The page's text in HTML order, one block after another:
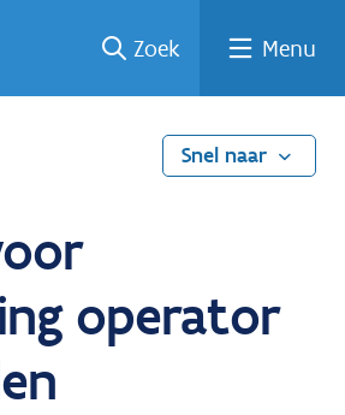
Zoek Menu
Snel naar
operator